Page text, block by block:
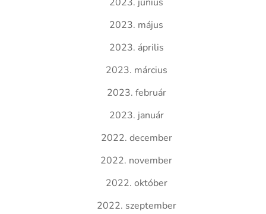
2023. május
2023. április
2023. március
2023. február
2023. január
2022. december
2022. november
2022. október
2022. szeptember